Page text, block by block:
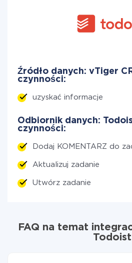
Źródło danych: vTiger
czynności:
uzyskać informacje
Odbiornik danych:
czynności:
Dodaj KOMENTARZ do
Aktualizuj zadanie
Utwórz zadanie
FAQ na temat
Todoist